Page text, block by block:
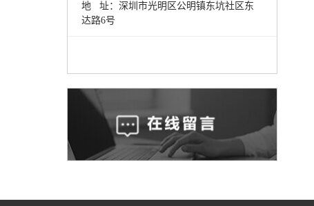
地 址：深圳市光明区公明镇东坑社区东
达路6号